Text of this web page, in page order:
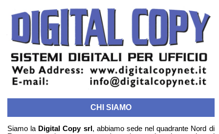
CHI SIAMO
Siamo la Digital Copy srl , abbiamo sede nel quadrante Nord di